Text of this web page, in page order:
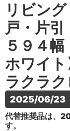
リビン
戸・片
５９４
ホワイ
ラクラ
2025/06/23
代替推奨品は、
す。